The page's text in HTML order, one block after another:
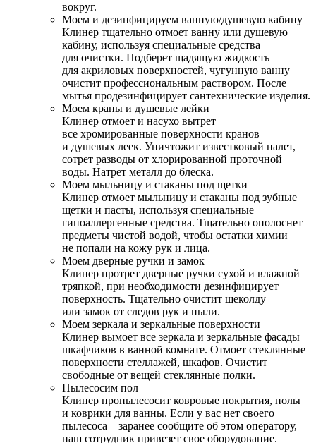
вокруг.
Моем и дезинфицируем ванную/душевую кабину
Клинер тщательно отмоет ванну или душевую
кабину, используя специальные средства
для очистки. Подберет щадящую жидкость
для акриловых поверхностей, чугунную ванну
очистит профессиональным раствором. После
мытья продезинфицирует сантехнические изделия.
Моем краны и душевые лейки
Клинер отмоет и насухо вытрет
все хромированные поверхности кранов
и душевых леек. Уничтожит известковый налет,
сотрет разводы от хлорированной проточной
воды. Натрет металл до блеска.
Моем мыльницу и стаканы под щетки
Клинер отмоет мыльницу и стаканы под зубные
щетки и пасты, используя специальные
гипоаллергенные средства. Тщательно ополоснет
предметы чистой водой, чтобы остатки химии
не попали на кожу рук и лица.
Моем дверные ручки и замок
Клинер протрет дверные ручки сухой и влажной
тряпкой, при необходимости дезинфицирует
поверхность. Тщательно очистит щеколду
или замок от следов рук и пыли.
Моем зеркала и зеркальные поверхности
Клинер вымоет все зеркала и зеркальные фасады
шкафчиков в ванной комнате. Отмоет стеклянные
поверхности стеллажей, шкафов. Очистит
свободные от вещей стеклянные полки.
Пылесосим пол
Клинер пропылесосит ковровые покрытия, полы
и коврики для ванны. Если у вас нет своего
пылесоса – заранее сообщите об этом оператору,
наш сотрудник привезет свое оборудование.